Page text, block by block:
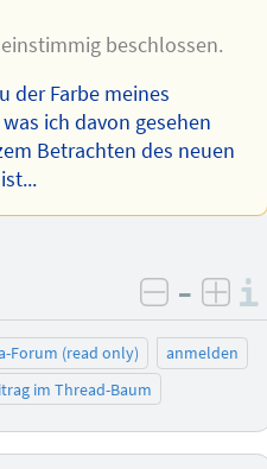
beschlossen.
der Farbe meines
ich davon gesehen
Betrachten des neuen
negativ
–
Forum (read only)
anmelden
im Thread-Baum